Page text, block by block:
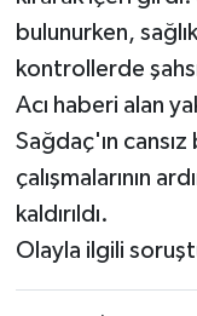
bulunurken,
kontrollerde
Acı haberi alan
Sağdaç'ın
çalışmalarının
kaldırıldı.
Olayla ilgili